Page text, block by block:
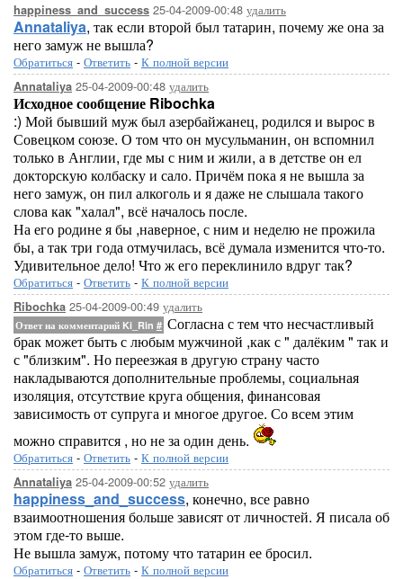
happiness_and_success 25-04-2009-00:48 удалить
Annataliya, так если второй был татарин, почему же она за
него замуж не вышла?
Обратиться - Ответить - К полной версии
Annataliya 25-04-2009-00:48 удалить
Исходное сообщение Ribochka
:) Мой бывший муж был азербайжанец, родился и вырос в
Совецком союзе. О том что он мусульманин, он вспомнил
только в Англии, где мы с ним и жили, а в детстве он ел
докторскую колбаску и сало. Причём пока я не вышла за
него замуж, он пил алкоголь и я даже не слышала такого
слова как "халал", всё началось после.
На его родине я бы ,наверное, с ним и неделю не прожила
бы, а так три года отмучилась, всё думала изменится что-то.
Удивительное дело! Что ж его переклинило вдруг так?
Обратиться - Ответить - К полной версии
Ribochka 25-04-2009-00:49 удалить
Ответ на комментарий Ki_Rin # Согласна с тем что несчастливый
брак может быть с любым мужчиной ,как с " далёким " так и
с "близким". Но переезжая в другую страну часто
накладываются дополнительные проблемы, социальная
изоляция, отсутствие круга общения, финансовая
зависимость от супруга и многое другое. Со всем этим
можно справится , но не за один день.
Обратиться - Ответить - К полной версии
Annataliya 25-04-2009-00:52 удалить
happiness_and_success, конечно, все равно
взаимоотношения больше зависят от личностей. Я писала об
этом где-то выше.
Не вышла замуж, потому что татарин ее бросил.
Обратиться - Ответить - К полной версии